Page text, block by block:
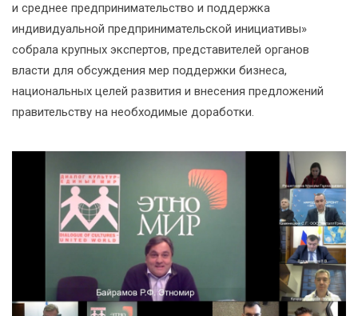
и среднее предпринимательство и поддержка
индивидуальной предпринимательской инициативы»
собрала крупных экспертов, представителей органов
власти для обсуждения мер поддержки бизнеса,
национальных целей развития и внесения предложений
правительству на необходимые доработки.